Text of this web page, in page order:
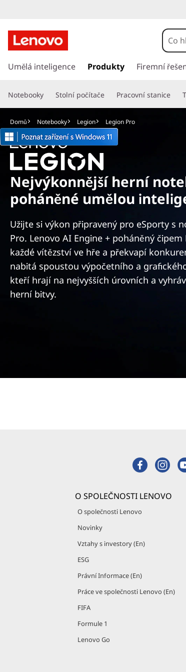
e
g
o
P
ř
k
o
č
i
t
n
h
a
v
n
o
b
s
a
h
Umělá inteligence Produkty Firemní
Notebooky Stolní počítače Pracovní stanice
Domů Notebooky Legion Legion Pro
Nejvýkonnější herní
poháněné umělou
Užijte si výkon připravený pro eSporty s
Pro. Lenovo AI Engine + poháněný
každé vítězství ve hře a překvapí
nabitá spoustou výpočetního a
kteří hrají na nejvyšších úrovních a
herní bitvy.
O SPOLEČNOSTI LENOVO
O společnosti Lenovo
Novinky
Vztahy s investory (En)
ESG
Právní Informace (En)
Práce ve společnosti Lenovo (En)
FIFA
Formule 1
Lenovo Go